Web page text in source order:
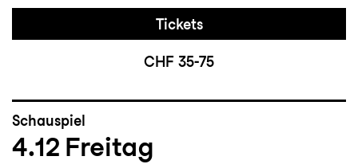
Tickets
CHF 35-75
Schauspiel
4.12 Freitag